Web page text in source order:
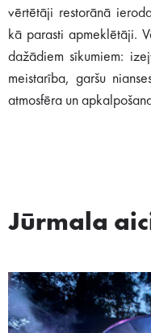
vērtētāji restorānā
kā parasti apmeklētāji.
dažādiem sīkumiem:
meistarība, garšu
atmosfēra un
Jūrmala